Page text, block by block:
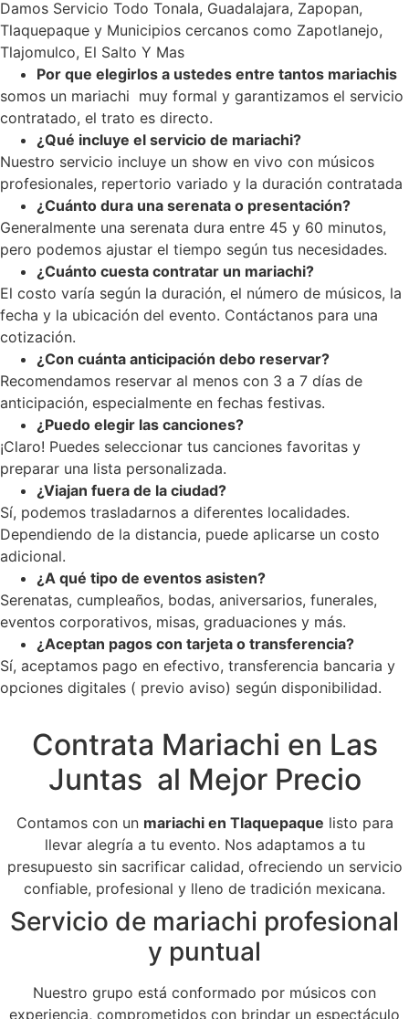
Damos Servicio Todo Tonala, Guadalajara, Zapopan,
Tlaquepaque y Municipios cercanos como Zapotlanejo,
Tlajomulco, El Salto Y Mas
Por que elegirlos a ustedes entre tantos mariachis
somos un mariachi muy formal y garantizamos el servicio
contratado, el trato es directo.
¿Qué incluye el servicio de mariachi?
Nuestro servicio incluye un show en vivo con músicos
profesionales, repertorio variado y la duración contratada
¿Cuánto dura una serenata o presentación?
Generalmente una serenata dura entre 45 y 60 minutos,
pero podemos ajustar el tiempo según tus necesidades.
¿Cuánto cuesta contratar un mariachi?
El costo varía según la duración, el número de músicos, la
fecha y la ubicación del evento. Contáctanos para una
cotización.
¿Con cuánta anticipación debo reservar?
Recomendamos reservar al menos con 3 a 7 días de
anticipación, especialmente en fechas festivas.
¿Puedo elegir las canciones?
¡Claro! Puedes seleccionar tus canciones favoritas y
preparar una lista personalizada.
¿Viajan fuera de la ciudad?
Sí, podemos trasladarnos a diferentes localidades.
Dependiendo de la distancia, puede aplicarse un costo
adicional.
¿A qué tipo de eventos asisten?
Serenatas, cumpleaños, bodas, aniversarios, funerales,
eventos corporativos, misas, graduaciones y más.
¿Aceptan pagos con tarjeta o transferencia?
Sí, aceptamos pago en efectivo, transferencia bancaria y
opciones digitales ( previo aviso) según disponibilidad.
Contrata Mariachi en Las
Juntas al Mejor Precio
Contamos con un mariachi en Tlaquepaque listo para
llevar alegría a tu evento. Nos adaptamos a tu
presupuesto sin sacrificar calidad, ofreciendo un servicio
confiable, profesional y lleno de tradición mexicana.
Servicio de mariachi profesional
y puntual
Nuestro grupo está conformado por músicos con
experiencia, comprometidos con brindar un espectáculo